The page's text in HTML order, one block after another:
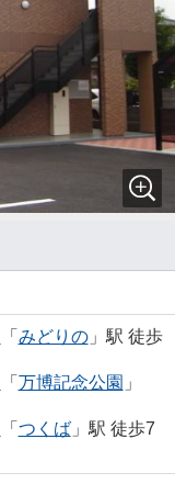
「 みどりの」駅 徒歩
「 万博記念公園 」
「 つくば」駅 徒歩7